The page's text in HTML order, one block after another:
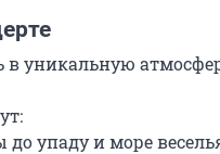
в уникальную
упаду и море